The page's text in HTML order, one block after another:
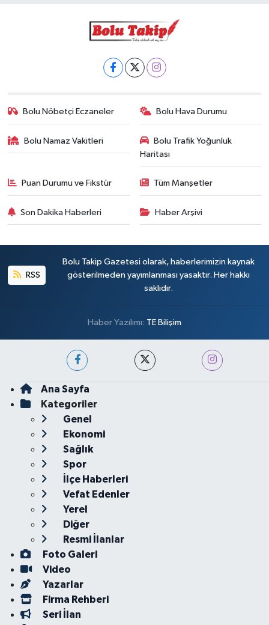
Bolu Nöbetçi Eczaneler Bolu Hava Durumu
Bolu Namaz Vakitleri
Bolu Trafik Yoğunluk
Haritası
Puan Durumu ve Fikstür Tüm Manşetler
Son Dakika Haberleri Haber Arşivi
RSS
Bolu Takip Gazetesi olarak, haberlerimizin kaynak
gösterilmeden yayımlanması yasaktır. Her hakkı
saklıdır.
Haber Yazılımı: TE Bilişim
Ana Sayfa
Kategoriler
Genel
Ekonomi
Sağlık
Spor
İlçe Haberleri
Vefat Edenler
Yerel
Diğer
Resmi İlanlar
Foto Galeri
Video
Yazarlar
Firma Rehberi
Seri İlan